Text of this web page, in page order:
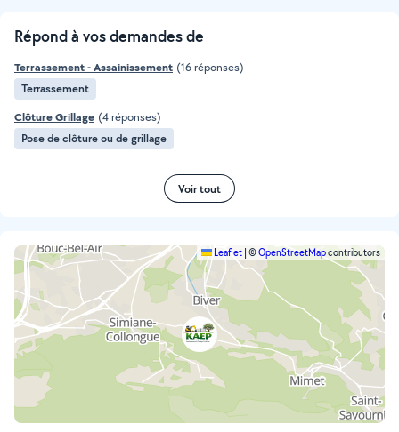
Répond à vos demandes de
Terrassement - Assainissement (16 réponses)
Terrassement
Clôture Grillage (4 réponses)
Pose de clôture ou de grillage
Voir tout
Leaflet ©OpenStreetMapcontributors